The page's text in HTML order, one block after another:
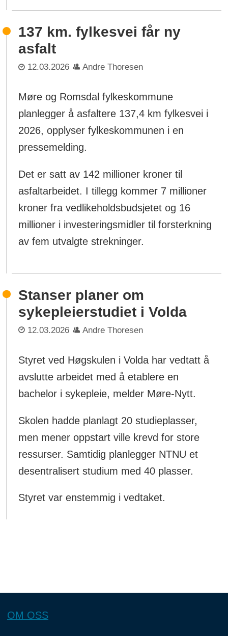
137 km. fylkesvei får ny
asfalt
12.03.2026 Andre Thoresen
Møre og Romsdal fylkeskommune
planlegger å asfaltere 137,4 km fylkesvei i
2026, opplyser fylkeskommunen i en
pressemelding.
Det er satt av 142 millioner kroner til
asfaltarbeidet. I tillegg kommer 7 millioner
kroner fra vedlikeholdsbudsjetet og 16
millioner i investeringsmidler til forsterkning
av fem utvalgte strekninger.
Stanser planer om
sykepleierstudiet i Volda
12.03.2026 Andre Thoresen
Styret ved Høgskulen i Volda har vedtatt å
avslutte arbeidet med å etablere en
bachelor i sykepleie, melder Møre-Nytt.
Skolen hadde planlagt 20 studieplasser,
men mener oppstart ville krevd for store
ressurser. Samtidig planlegger NTNU et
desentralisert studium med 40 plasser.
Styret var enstemmig i vedtaket.
OM OSS